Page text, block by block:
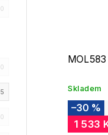
0
0
5
0
MOL583
Skladem
–30 %
1 533